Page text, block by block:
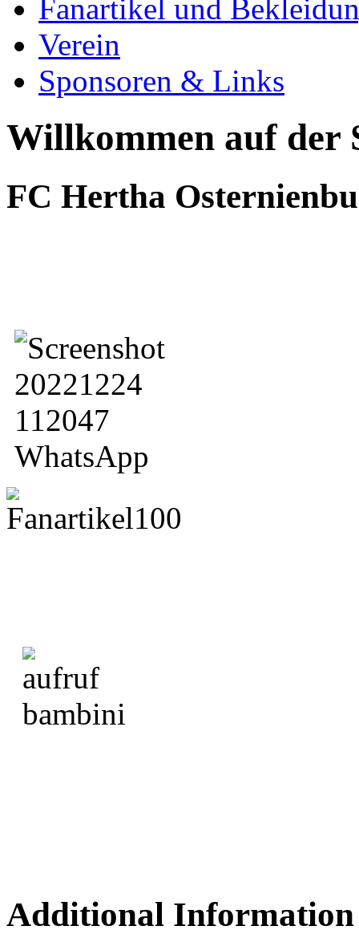
Fanartikel und
Verein
Sponsoren & Links
Willkommen auf der
FC Hertha
Additional Information